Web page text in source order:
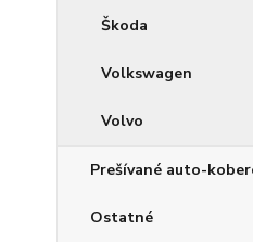
Škoda
Volkswagen
Volvo
Prešívané auto-
Ostatné